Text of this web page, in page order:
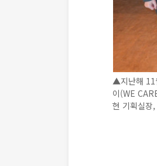
▲지난해 11
이(WE
현 기획실장